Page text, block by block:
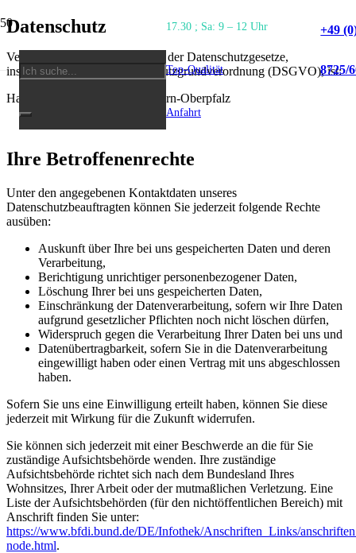
17.30 ; Sa: 9 – 12 Uhr
Top-Qualität
Anfahrt
+49
8725/
Datenschutz
Verantwortliche Stelle im Sinne der Datenschutzgesetze,
insbesondere der EU-Datenschutzgrundverordnung (DSGVO), ist:
Handwerkskammer Niederbayern-Oberpfalz
Ihre Betroffenenrechte
Unter den angegebenen Kontaktdaten unseres
Datenschutzbeauftragten können Sie jederzeit folgende Rechte
ausüben:
Auskunft über Ihre bei uns gespeicherten Daten und deren
Verarbeitung,
Berichtigung unrichtiger personenbezogener Daten,
Löschung Ihrer bei uns gespeicherten Daten,
Einschränkung der Datenverarbeitung, sofern wir Ihre Daten
aufgrund gesetzlicher Pflichten noch nicht löschen dürfen,
Widerspruch gegen die Verarbeitung Ihrer Daten bei uns und
Datenübertragbarkeit, sofern Sie in die Datenverarbeitung
eingewilligt haben oder einen Vertrag mit uns abgeschlossen
haben.
Sofern Sie uns eine Einwilligung erteilt haben, können Sie diese
jederzeit mit Wirkung für die Zukunft widerrufen.
Sie können sich jederzeit mit einer Beschwerde an die für Sie
zuständige Aufsichtsbehörde wenden. Ihre zuständige
Aufsichtsbehörde richtet sich nach dem Bundesland Ihres
Wohnsitzes, Ihrer Arbeit oder der mutmaßlichen Verletzung. Eine
Liste der Aufsichtsbehörden (für den nichtöffentlichen Bereich) mit
Anschrift finden Sie unter:
https://www.bfdi.bund.de/DE/Infothek/Anschriften_Links/
node.html.